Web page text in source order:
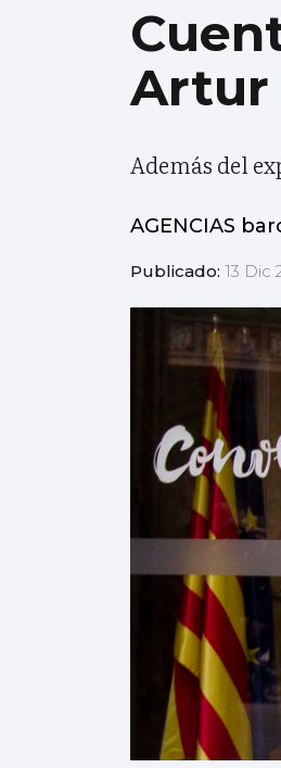
Artur
Además del
AGENCIAS
Publicado: 13 Dic